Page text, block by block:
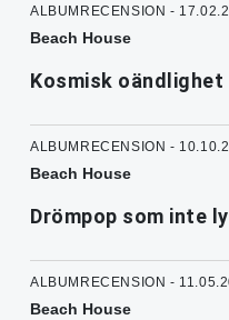
ALBUMRECENSION -
Beach House
Kosmisk
ALBUMRECENSION -
Beach House
Drömpop som inte
ALBUMRECENSION -
Beach House